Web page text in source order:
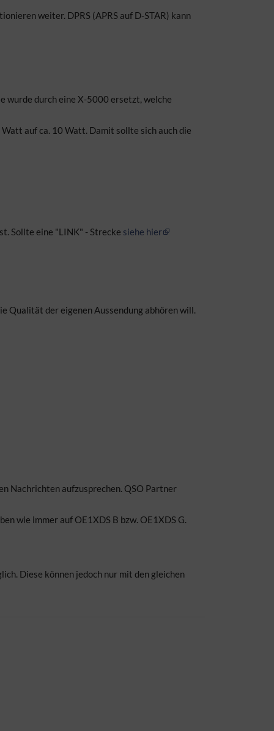
weiter. DPRS (APRS auf D-STAR) kann
wurde durch eine X-5000 ersetzt, welche
auf ca. 10 Watt. Damit sollte sich auch die
Sollte eine "LINK" - Strecke siehe hier
Qualität der eigenen Aussendung abhören will.
Nachrichten aufzusprechen. QSO Partner
wie immer auf OE1XDS B bzw. OE1XDS G.
Diese können jedoch nur mit den gleichen